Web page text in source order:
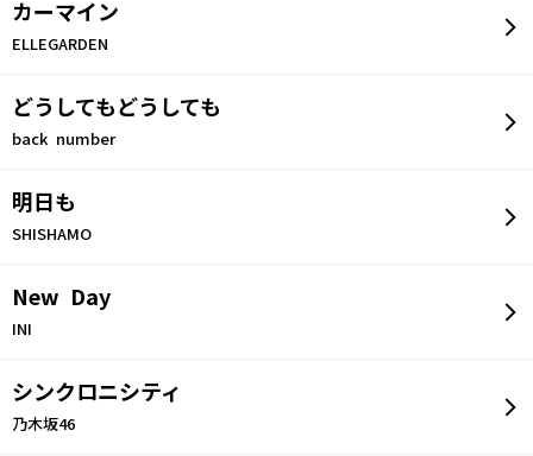
カーマイン
ELLEGARDEN
どうしてもどうしても
back number
明日も
SHISHAMO
New Day
INI
シンクロニシティ
乃木坂46